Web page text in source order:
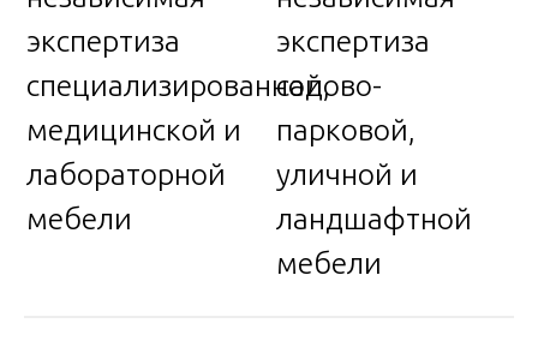
экспертиза
специализированной,
медицинской и
лабораторной
мебели
экспертиза
садово-
парковой,
уличной и
ландшафтной
мебели